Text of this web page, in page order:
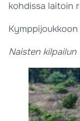
kohdissa laitoin
Naisten